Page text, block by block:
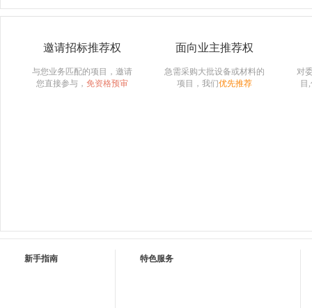
邀请招标推荐权
与您业务匹配的项目，邀请
您直接参与， 免资格预审
面向业主推荐权
急需采购大批设备或材料的
项目，我们优先推荐
对
目
新手指南 特色服务